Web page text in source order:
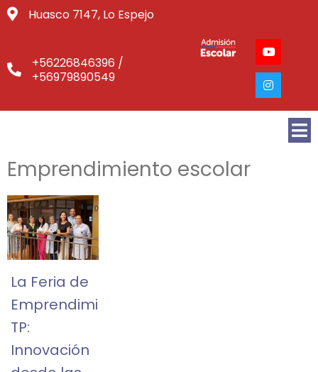
Huasco 7147, Lo Espejo
+56226846396 /
+56979890549
Emprendimiento escolar
La Feria de
Emprendimiento
TP:
Innovación